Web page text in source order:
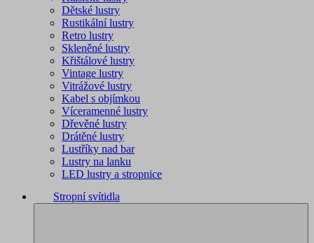
Dětské lustry
Rustikální lustry
Retro lustry
Skleněné lustry
Křištálové lustry
Vintage lustry
Vitrážové lustry
Kabel s objímkou
Víceramenné lustry
Dřevěné lustry
Drátěné lustry
Lustříky nad bar
Lustry na lanku
LED lustry a stropnice
Stropní svítidla